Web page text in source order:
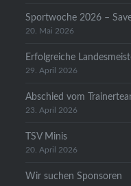
Sportwoche 2026 –
20. Mai 2026
Erfolgreiche
29. April 2026
Abschied vom
23. April 2026
TSV Minis
20. April 2026
Wir suchen Sponsoren